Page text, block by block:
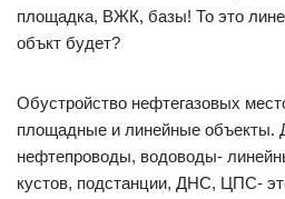
площадка, ВЖК, базы! То это
объкт будет?
Обустройство нефтегазовых
площадные и линейные объекты.
нефтепроводы, водоводы-
кустов, подстанции, ДНС, ЦПС-